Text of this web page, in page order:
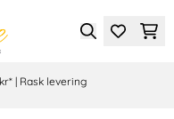
| Rask levering